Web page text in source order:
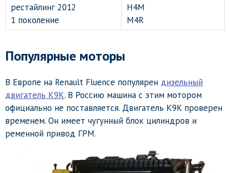
рестайлинг 2012
1 поколение
H4M
M4R
Популярные моторы
В Европе на Renault Fluence популярен дизельный
двигатель K9K. В Россию машина с этим мотором
официально не поставляется. Двигатель K9K проверен
временем. Он имеет чугунный блок цилиндров и
ременной привод ГРМ.